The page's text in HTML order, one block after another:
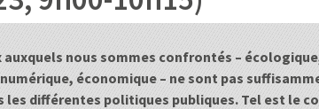
auxquels nous sommes confrontés –
économique – ne sont pas
les différentes politiques publiques. Tel est le
EN